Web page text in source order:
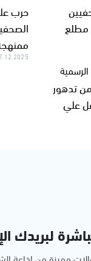
مطلع
حرب
تدهور
علي
لبريدك